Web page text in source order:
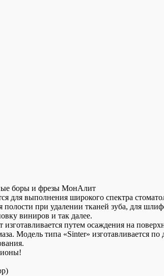
боры и фрезы МонАлит
для выполнения широкого спектра
при удалении тканей зуба, для
виниров и так далее.
путем осаждения на
Модель типа «Sinter» изготавливается по